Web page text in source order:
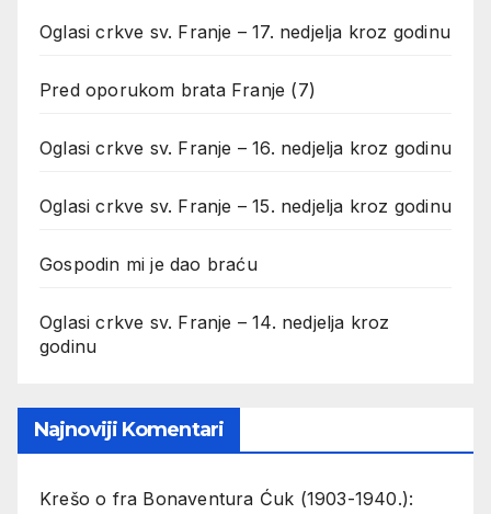
Oglasi crkve sv. Franje – 17. nedjelja kroz godinu
Pred oporukom brata Franje (7)
Oglasi crkve sv. Franje – 16. nedjelja kroz godinu
Oglasi crkve sv. Franje – 15. nedjelja kroz godinu
Gospodin mi je dao braću
Oglasi crkve sv. Franje – 14. nedjelja kroz
godinu
Najnoviji Komentari
Krešo o fra Bonaventura Ćuk (1903-1940.):